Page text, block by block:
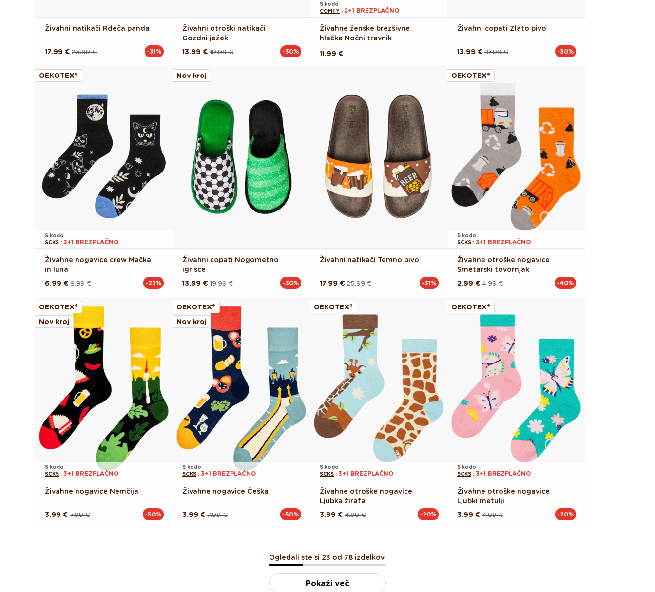
Živahni natikači Rdeča panda
Redna 25.99 €
Akcijska
17.99 € -31%
Živahni otroški natikači
Gozdni ježek
Redna 19.99 €
Akcijska
13.99 € -30%
S kodo
COMFY : 2+1 BREZPLAČNO
Živahne ženske brezšivne
hlačke Nočni travnik
Redna
11.99 €
Živahni copati Zlato pivo
Redna 19.99 €
Akcijska
13.99 € -30%
OEKOTEX®
S kodo
SCKS : 3+1 BREZPLAČNO
Živahne nogavice crew Mačka
in luna
Redna 8.99 €
Akcijska
6.99 € -22%
Nov kroj
Živahni copati Nogometno
igrišče
Redna 19.99 €
Akcijska
13.99 € -30%
Živahni natikači Temno pivo
Redna 25.99 €
Akcijska
17.99 € -31%
OEKOTEX®
S kodo
SCKS : 3+1 BREZPLAČNO
Živahne otroške nogavice
Smetarski tovornjak
Redna 4.99 €
Akcijska
2.99 € -40%
OEKOTEX®
Nov kroj
S kodo
SCKS : 3+1 BREZPLAČNO
Živahne nogavice Nemčija
Redna 7.99 €
Akcijska
3.99 € -50%
OEKOTEX®
Nov kroj
S kodo
SCKS : 3+1 BREZPLAČNO
Živahne nogavice Češka
Redna 7.99 €
Akcijska
3.99 € -50%
OEKOTEX®
S kodo
SCKS : 3+1 BREZPLAČNO
Živahne otroške nogavice
Ljubka žirafa
Redna 4.99 €
Akcijska
3.99 € -20%
OEKOTEX®
S kodo
SCKS : 3+1 BREZPLAČNO
Živahne otroške nogavice
Ljubki metulji
Redna 4.99 €
Akcijska
3.99 € -20%
Ogledali ste si 23 od 78 izdelkov.
Pokaži več